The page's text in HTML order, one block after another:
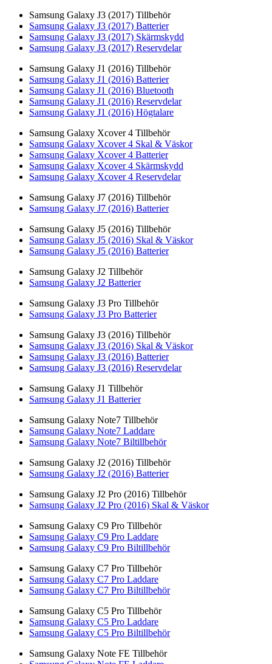
Samsung Galaxy J3 (2017) Tillbehör
Samsung Galaxy J3 (2017) Batterier
Samsung Galaxy J3 (2017) Skärmskydd
Samsung Galaxy J3 (2017) Reservdelar
Samsung Galaxy J1 (2016) Tillbehör
Samsung Galaxy J1 (2016) Batterier
Samsung Galaxy J1 (2016) Bluetooth
Samsung Galaxy J1 (2016) Reservdelar
Samsung Galaxy J1 (2016) Högtalare
Samsung Galaxy Xcover 4 Tillbehör
Samsung Galaxy Xcover 4 Skal & Väskor
Samsung Galaxy Xcover 4 Batterier
Samsung Galaxy Xcover 4 Skärmskydd
Samsung Galaxy Xcover 4 Reservdelar
Samsung Galaxy J7 (2016) Tillbehör
Samsung Galaxy J7 (2016) Batterier
Samsung Galaxy J5 (2016) Tillbehör
Samsung Galaxy J5 (2016) Skal & Väskor
Samsung Galaxy J5 (2016) Batterier
Samsung Galaxy J2 Tillbehör
Samsung Galaxy J2 Batterier
Samsung Galaxy J3 Pro Tillbehör
Samsung Galaxy J3 Pro Batterier
Samsung Galaxy J3 (2016) Tillbehör
Samsung Galaxy J3 (2016) Skal & Väskor
Samsung Galaxy J3 (2016) Batterier
Samsung Galaxy J3 (2016) Reservdelar
Samsung Galaxy J1 Tillbehör
Samsung Galaxy J1 Batterier
Samsung Galaxy Note7 Tillbehör
Samsung Galaxy Note7 Laddare
Samsung Galaxy Note7 Biltillbehör
Samsung Galaxy J2 (2016) Tillbehör
Samsung Galaxy J2 (2016) Batterier
Samsung Galaxy J2 Pro (2016) Tillbehör
Samsung Galaxy J2 Pro (2016) Skal & Väskor
Samsung Galaxy C9 Pro Tillbehör
Samsung Galaxy C9 Pro Laddare
Samsung Galaxy C9 Pro Biltillbehör
Samsung Galaxy C7 Pro Tillbehör
Samsung Galaxy C7 Pro Laddare
Samsung Galaxy C7 Pro Biltillbehör
Samsung Galaxy C5 Pro Tillbehör
Samsung Galaxy C5 Pro Laddare
Samsung Galaxy C5 Pro Biltillbehör
Samsung Galaxy Note FE Tillbehör